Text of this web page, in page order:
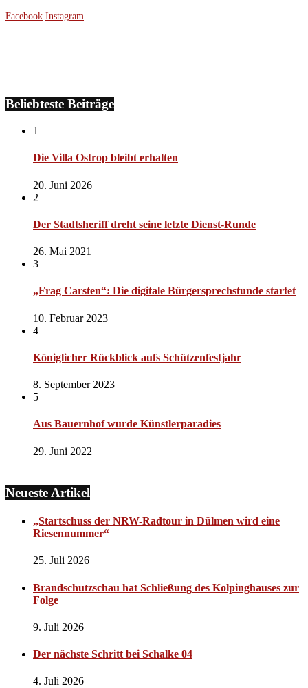
Facebook Instagram
Beliebteste Beiträge
1
Die Villa Ostrop bleibt erhalten
20. Juni 2026
2
Der Stadtsheriff dreht seine letzte Dienst-Runde
26. Mai 2021
3
„Frag Carsten“: Die digitale Bürgersprechstunde startet
10. Februar 2023
4
Königlicher Rückblick aufs Schützenfestjahr
8. September 2023
5
Aus Bauernhof wurde Künstlerparadies
29. Juni 2022
Neueste Artikel
„Startschuss der NRW-Radtour in Dülmen wird eine
Riesennummer“
25. Juli 2026
Brandschutzschau hat Schließung des Kolpinghauses zur
Folge
9. Juli 2026
Der nächste Schritt bei Schalke 04
4. Juli 2026